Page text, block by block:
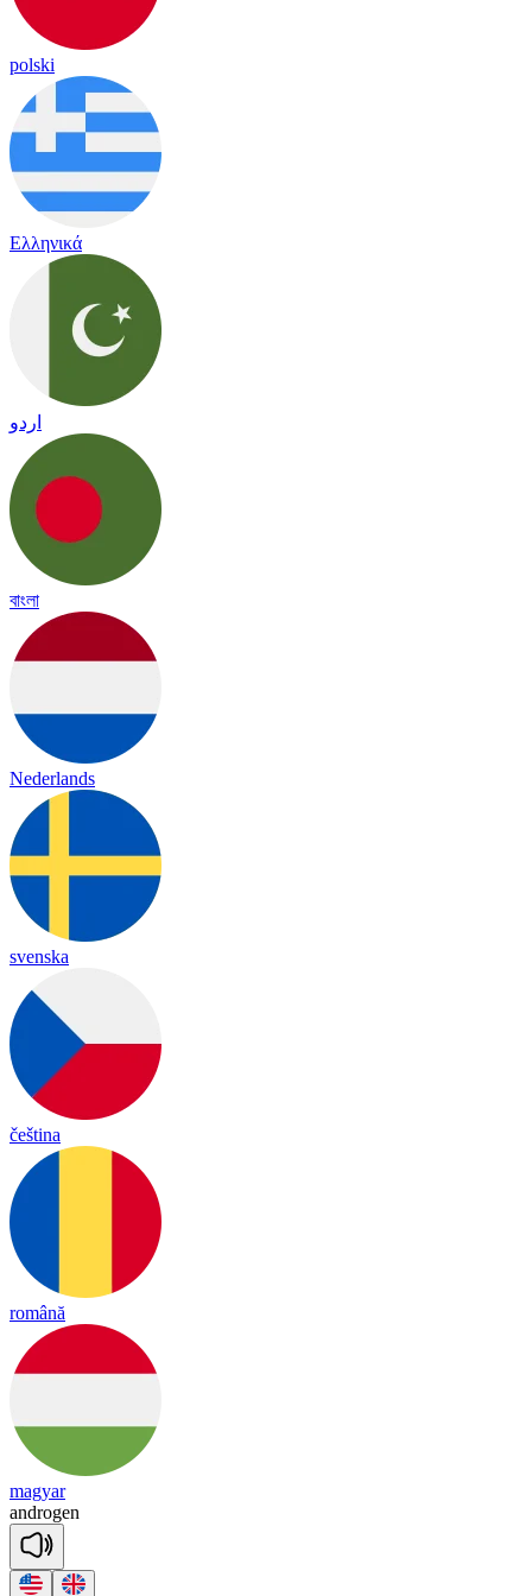
polski
Ελληνικά
اردو
বাংলা
Nederlands
svenska
čeština
română
magyar
androgen